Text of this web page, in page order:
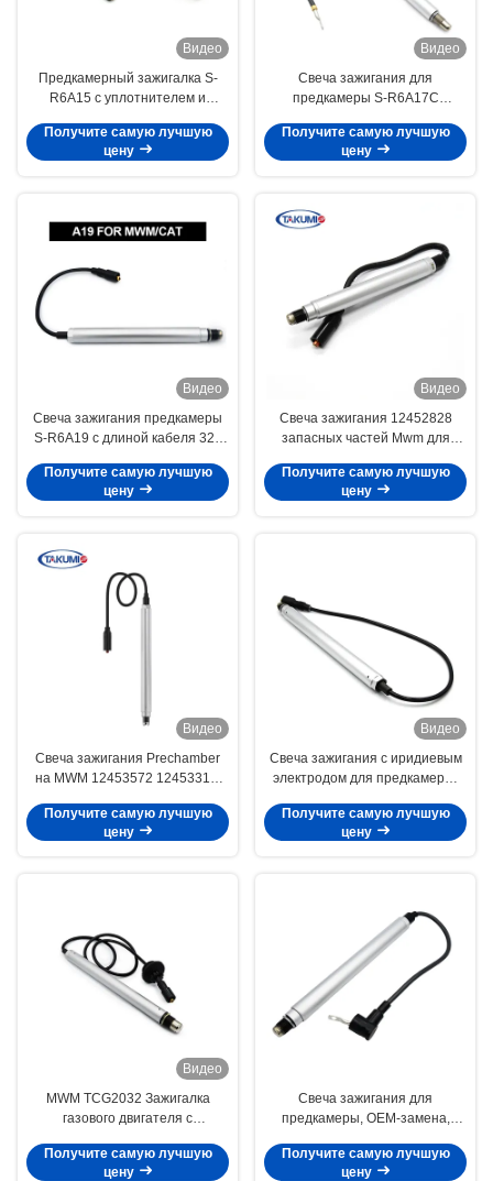
Видео
Предкамерный зажигалка S-
R6A15 с уплотнителем и
года по цене производителя
Получите самую лучшую
цену
Видео
Свеча зажигания для
предкамеры S-R6A17C
Получите самую лучшую
цену
Видео
Свеча зажигания предкамеры
S-R6A19 с длиной кабеля 325
224 мм для газогенератора
Получите самую лучшую
цену
Видео
Свеча зажигания 12452828
запасных частей Mwm для
Получите самую лучшую
цену
Видео
Свеча зажигания Prechamber
на MWM 12453572 12453318,
Получите самую лучшую
цену
Видео
Свеча зажигания с иридиевым
электродом для предкамеры,
месяцев для двигателей MWM
TCG 2016 на биогазе
Получите самую лучшую
цену
Видео
MWM TCG2032 Зажигалка
газового двигателя с
M22x1.5 Размер нити и 38 мм
Получите самую лучшую
цену
Свеча зажигания для
предкамеры, OEM-замена,
резьба M18*1.5 и вылет 28.5 мм
Получите самую лучшую
цену